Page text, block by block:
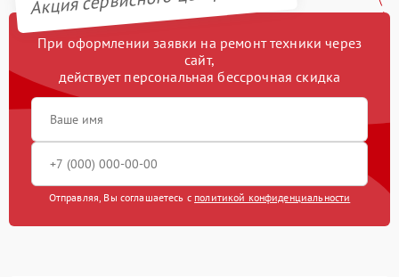
При оформлении заявки на ремонт техники через
сайт,
действует персональная бессрочная скидка
Отправляя, Вы соглашаетесь с политикой конфиденциальности